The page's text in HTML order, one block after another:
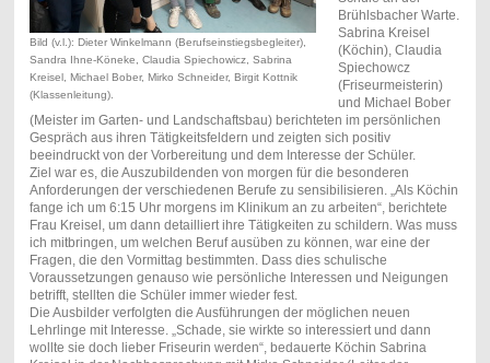
Bild (v.l.): Dieter Winkelmann (Berufseinstiegsbegleiter),
Sandra Ihne-Köneke, Claudia Spiechowicz, Sabrina
Kreisel, Michael Bober, Mirko Schneider, Birgit Kottnik
(Klassenleitung).
Brühlsbacher Warte.
Sabrina Kreisel
(Köchin), Claudia
Spiechowcz
(Friseurmeisterin)
und Michael Bober
(Meister im Garten- und Landschaftsbau) berichteten im persönlichen
Gespräch aus ihren Tätigkeitsfeldern und zeigten sich positiv
beeindruckt von der Vorbereitung und dem Interesse der Schüler.
Ziel war es, die Auszubildenden von morgen für die besonderen
Anforderungen der verschiedenen Berufe zu sensibilisieren. „Als Köchin
fange ich um 6:15 Uhr morgens im Klinikum an zu arbeiten“, berichtete
Frau Kreisel, um dann detailliert ihre Tätigkeiten zu schildern. Was muss
ich mitbringen, um welchen Beruf ausüben zu können, war eine der
Fragen, die den Vormittag bestimmten. Dass dies schulische
Voraussetzungen genauso wie persönliche Interessen und Neigungen
betrifft, stellten die Schüler immer wieder fest.
Die Ausbilder verfolgten die Ausführungen der möglichen neuen
Lehrlinge mit Interesse. „Schade, sie wirkte so interessiert und dann
wollte sie doch lieber Friseurin werden“, bedauerte Köchin Sabrina